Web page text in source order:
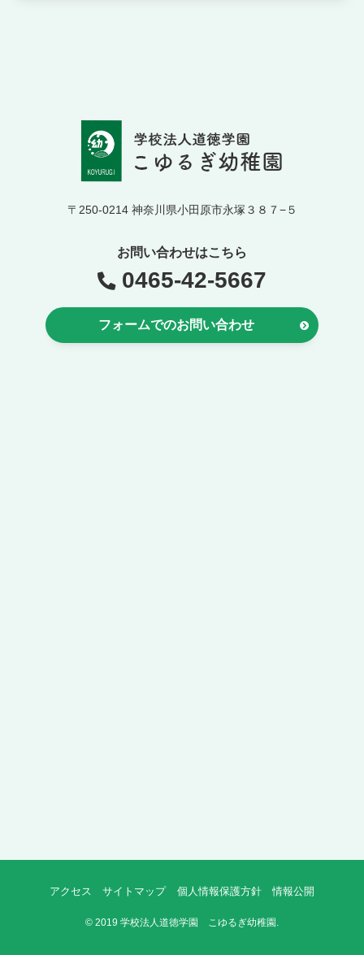
〒250-0214 神奈川県小田原市永塚３８７−５
お問い合わせはこちら
0465-42-5667
フォームでのお問い合わせ
アクセス サイトマップ 個人情報保護方針 情報公開
© 2019 学校法人道徳学園 こゆるぎ幼稚園.